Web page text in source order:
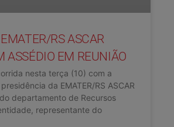
RS ASCAR
ASSÉDIO EM REUNIÃO
nesta terça (10) com a
da EMATER/RS ASCAR
departamento de Recursos
representante do